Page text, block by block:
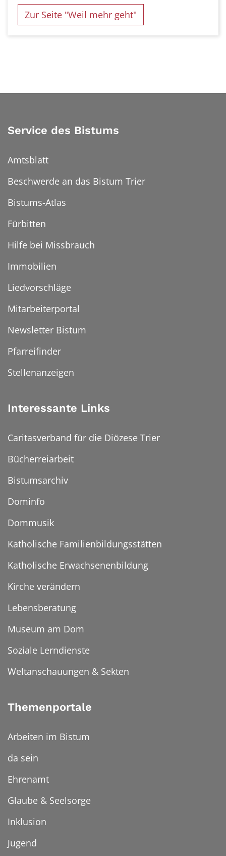
Zur Seite "Weil mehr geht"
Service des Bistums
Amtsblatt
Beschwerde an das Bistum Trier
Bistums-Atlas
Fürbitten
Hilfe bei Missbrauch
Immobilien
Liedvorschläge
Mitarbeiterportal
Newsletter Bistum
Pfarreifinder
Stellenanzeigen
Interessante Links
Caritasverband für die Diözese Trier
Bücherreiarbeit
Bistumsarchiv
Dominfo
Dommusik
Katholische Familienbildungsstätten
Katholische Erwachsenenbildung
Kirche verändern
Lebensberatung
Museum am Dom
Soziale Lerndienste
Weltanschauungen & Sekten
Themenportale
Arbeiten im Bistum
da sein
Ehrenamt
Glaube & Seelsorge
Inklusion
Jugend